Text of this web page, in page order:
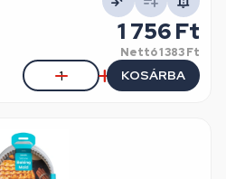
1 756 Ft
Nettó1 383 Ft
KOSÁRBA